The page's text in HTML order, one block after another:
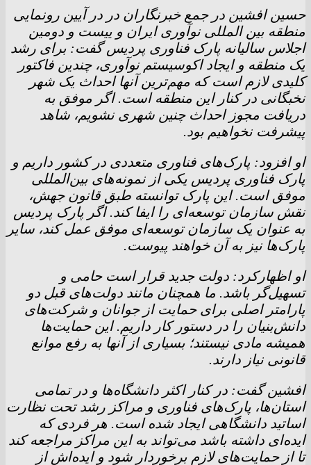
حسین افشین در جمع خبرنگاران در در آیین رونمایی
منطقه بین المللی نوآوری ایران و ییست و دومین
اجلاس سالیانه پار‌ک فناوری پردیس گفت: برای رشد
یک منطقه و ایجاد اکوسیستم نوآوری، چندین فاکتور
کلیدی لازم است که مهم‌ترین آنها احداث یک شهر
نخبگانی در کنار این منطقه است. اگر موفق به
دریافت مجوز احداث چنین شهری نشویم، شاهد
پیشرفت نخواهیم بود.
او افزود: پارک‌های فناوری متعددی در کشور داریم و
پارک فناوری پردیس یکی از نمونه‌های بین‌المللی
موفق است. این پارک توانسته طبق قانون جهش،
نقش سازمان توسعه‌ای را ایفا کند. اگر پارک پردیس
به عنوان یک سازمان توسعه‌ای موفق عمل کند، سایر
پارک‌ها نیز به آن خواهند پیوست.
او اظهارکرد: دولت جدید قرار است حامی و
تسهیل‌گر باشد. ما همچنان مانند دولت‌های قبل دو
پارامتر اصلی برای حمایت از جوانان و شرکت‌های
دانش‌بنیان را در دستور کار داریم. این حمایت‌ها
همیشه مادی نیستند؛ بسیاری از آنها به رفع موانع
قانونی نیاز دارند.
افشین گفت: در کنار اکثر دانشگاه‌ها و در تمامی
استان‌ها، پارک‌های فناوری و مراکز رشد تحت نظارت
اساتید دانشگاهی ایجاد شده است. هر فردی که
ایده‌ای داشته باشد می‌تواند به این مراکز مراجعه کند
تا از حمایت‌های لازم برخوردار شود و ایده‌اش از